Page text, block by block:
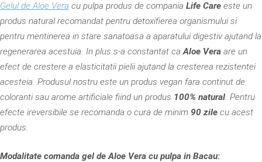
Gelul de Aloe Vera cu pulpa produs de compania Life Care este un
produs natural recomandat pentru detoxifierea organismului si
pentru mentinerea in stare sanatoasa a aparatului digestiv ajutand la
regenerarea acestuia. In plus s-a constantat ca Aloe Vera are un
efect de crestere a elasticitatii pielii ajutand la cresterea rezistentei
acesteia. Produsul nostru este un produs vegan fara continut de
coloranti sau arome artificiale fiind un produs 100% natural. Pentru
efecte ireversibile se recomanda o cura de minim 90 zile cu acest
produs.
Modalitate comanda gel de Aloe Vera cu pulpa in Bacau: